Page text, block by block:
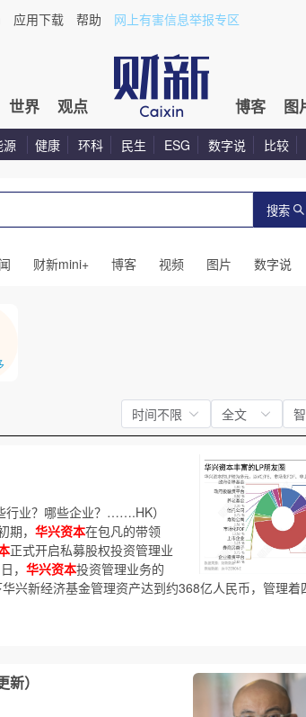
应用下载 帮助 网上有害信息举报专区
世界 观点 博客 图
源 健康 环科 民生 ESG 数字说 比较
搜索
财新mini+ 博客 视频 图片 数字说
时间不限 全文
行业？哪些企业？…….HK）
， 华兴资本在包凡的带领
正式开启私募股权投资管理业
， 华兴资本投资管理业务的
兴新经济基金管理资产达到约368亿人民币，管理着
）